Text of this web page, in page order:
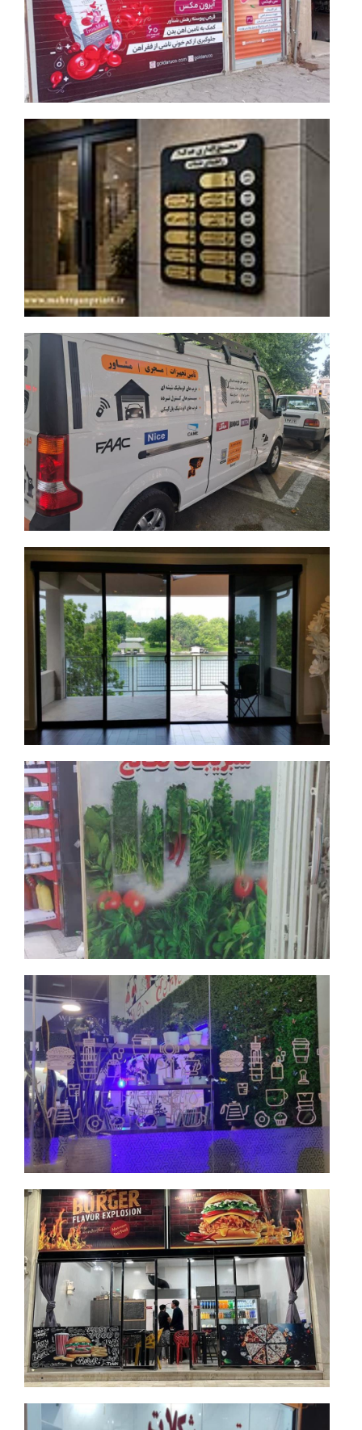
جزئیات بیشتر
تابلو طبقات
جزئیات بیشتر
اجرای بدنه ون اینرودز
جزئیات بیشتر
جزئیات بیشتر
جزئیات بیشتر
جزئیات بیشتر
جزئیات بیشتر